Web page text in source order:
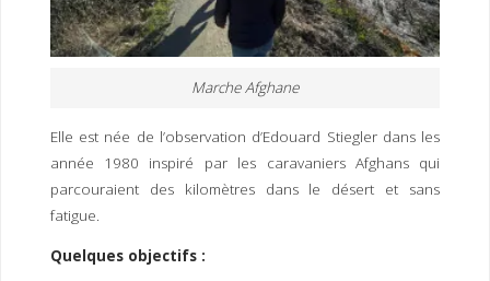
Marche Afghane
Elle est née de l’observation d’Edouard Stiegler dans les
année 1980 inspiré par les caravaniers Afghans qui
parcouraient des kilomètres dans le désert et sans
fatigue.
Quelques objectifs :